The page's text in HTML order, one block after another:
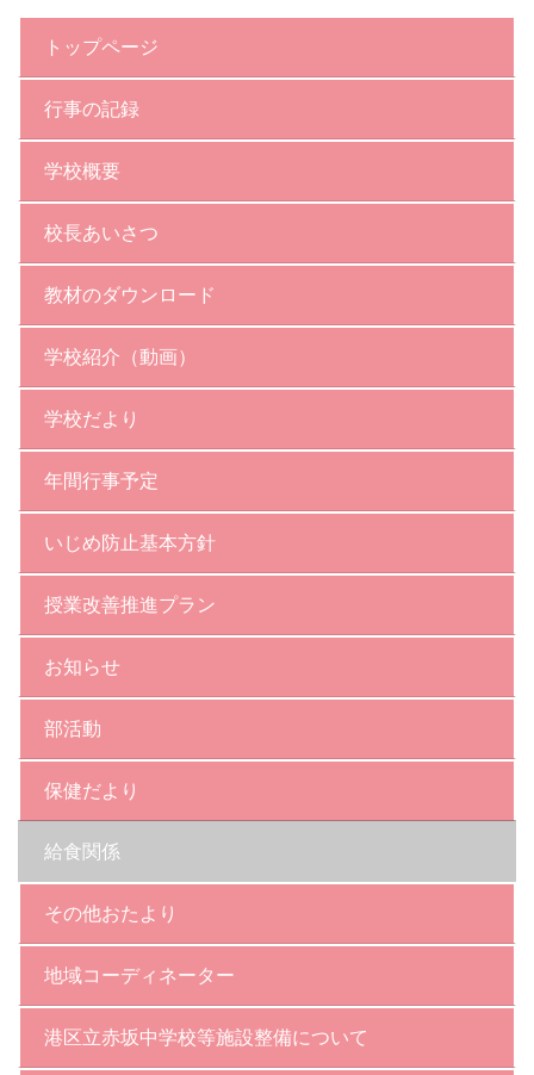
トップページ
行事の記録
学校概要
校長あいさつ
教材のダウンロード
学校紹介（動画）
学校だより
年間行事予定
いじめ防止基本方針
授業改善推進プラン
お知らせ
部活動
保健だより
給食関係
その他おたより
地域コーディネーター
港区立赤坂中学校等施設整備について